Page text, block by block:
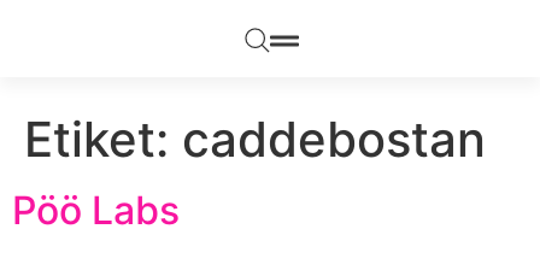
Etiket: caddebostan
Pöö Labs